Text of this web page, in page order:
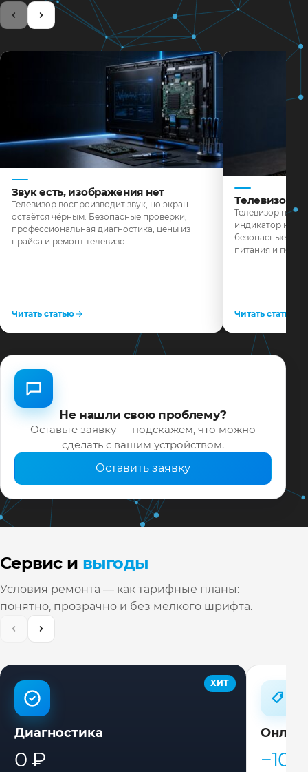
Звук есть, изображения нет
Телевизор воспроизводит звук, но экран
остаётся чёрным. Безопасные проверки,
профессиональная диагностика, цены из
прайса и ремонт телевизо…
Читать статью
Телевизор
Телевизор не
индикатор не
безопасные
питания и
Читать статью
Не нашли свою проблему?
Оставьте заявку — подскажем, что можно
сделать с вашим устройством.
Оставить заявку
Сервис и выгоды
Условия ремонта — как тарифные планы:
понятно, прозрачно и без мелкого шрифта.
ХИТ
Диагностика
0 ₽ −10%